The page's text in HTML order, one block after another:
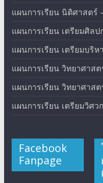
แผนการเรียน นิติศาสตร์
แผนการเรียน เตรียมศิลป
แผนการเรียน เตรียมบริ
แผนการเรียน วิทยาศาส
แผนการเรียน วิทยาศาส
แผนการเรียน เตรียมวิศว
Facebook
Fanpage